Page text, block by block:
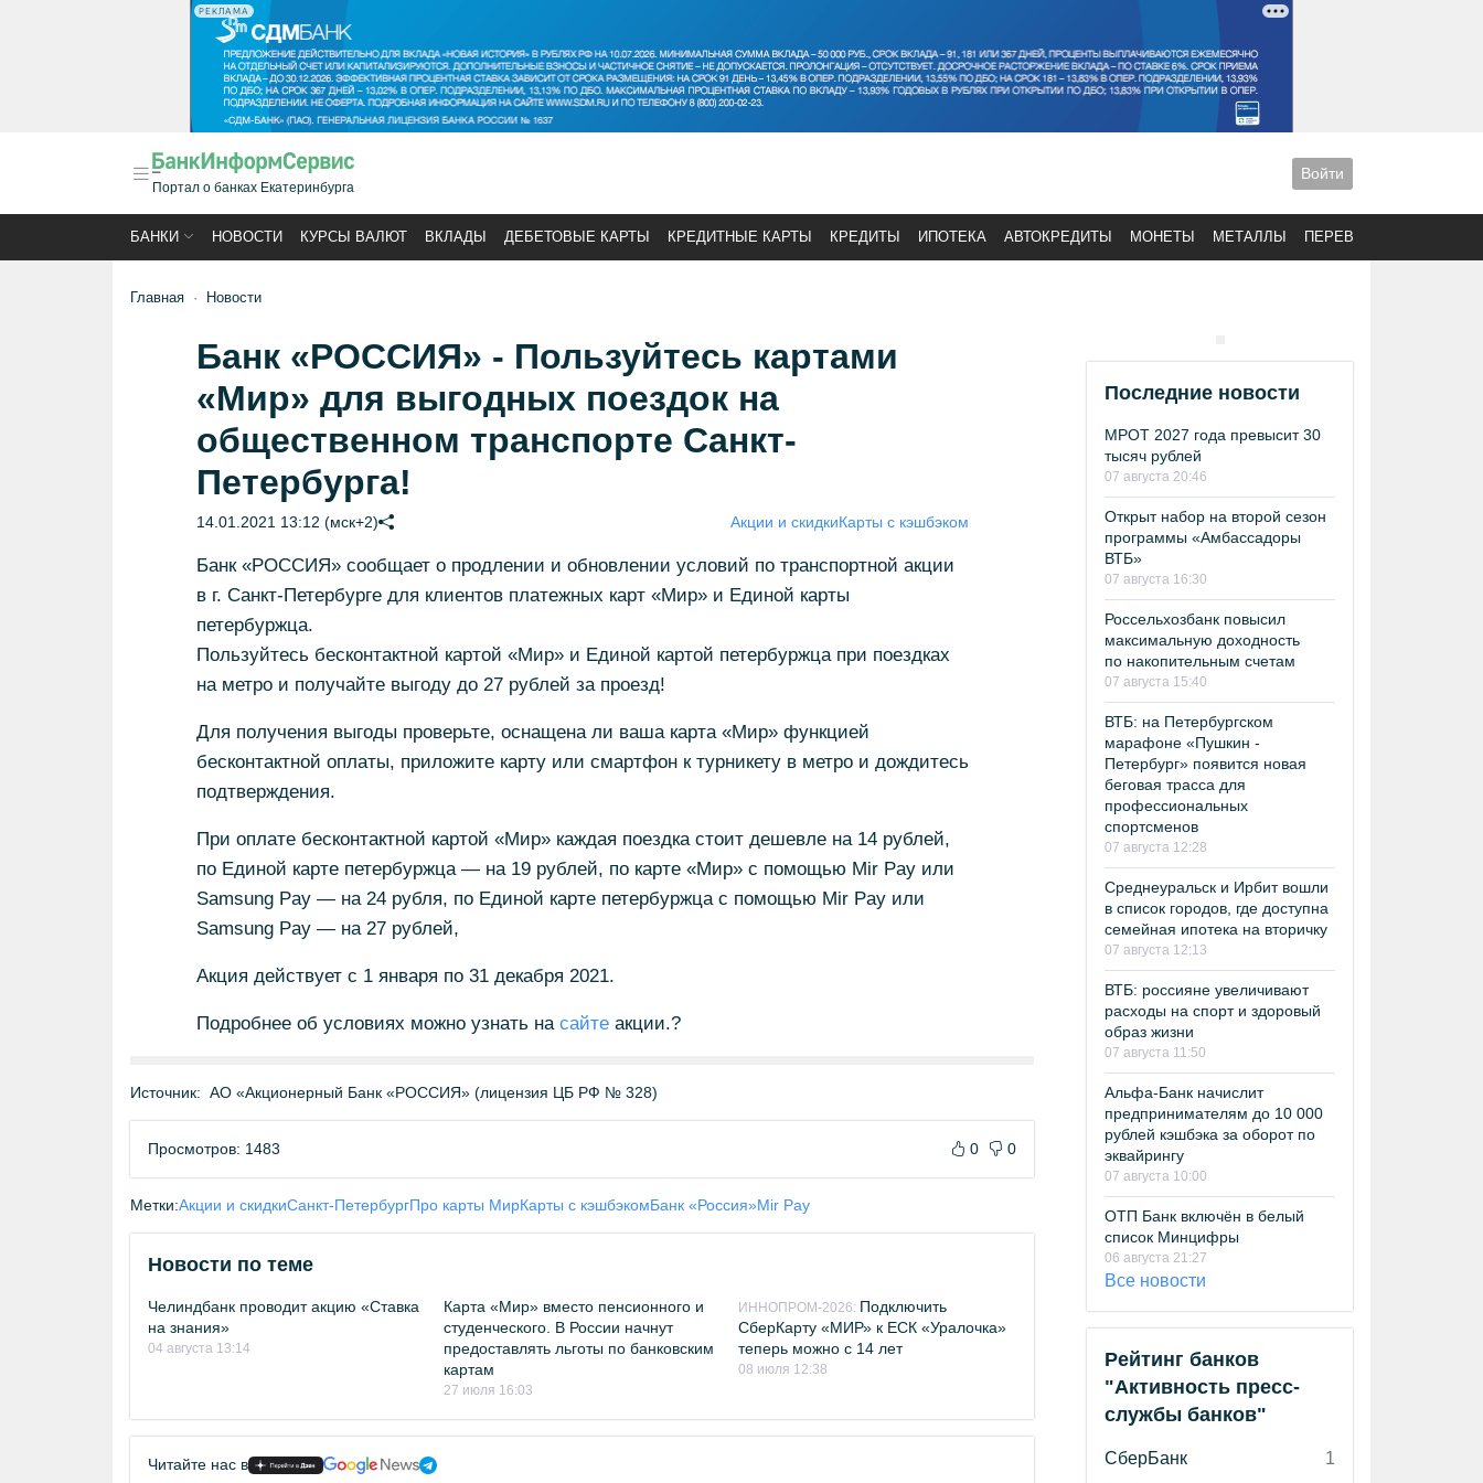
РЕКЛАМА
Портал о банках Екатеринбурга
Войти
БАНКИ НОВОСТИ КУРСЫ ВАЛЮТ ВКЛАДЫ ДЕБЕТОВЫЕ КАРТЫ КРЕДИТНЫЕ КАРТЫ КРЕДИТЫ ИПОТЕКА АВТОКРЕДИТЫ МОНЕТЫ МЕТАЛЛЫ ПЕРЕВОДЫ
Главная Новости
Банк «РОССИЯ» - Пользуйтесь картами
«Мир» для выгодных поездок на
общественном транспорте Санкт-
Петербурга!
14.01.2021 13:12 (мск+2) Акции и скидкиКарты с кэшбэком
Банк «РОССИЯ» сообщает о продлении и обновлении условий по транспортной акции
в г. Санкт-Петербурге для клиентов платежных карт «Мир» и Единой карты
петербуржца.
Пользуйтесь бесконтактной картой «Мир» и Единой картой петербуржца при поездках
на метро и получайте выгоду до 27 рублей за проезд!
Для получения выгоды проверьте, оснащена ли ваша карта «Мир» функцией
бесконтактной оплаты, приложите карту или смартфон к турникету в метро и дождитесь
подтверждения.
При оплате бесконтактной картой «Мир» каждая поездка стоит дешевле на 14 рублей,
по Единой карте петербуржца — на 19 рублей, по карте «Мир» с помощью Mir Pay или
Samsung Pay — на 24 рубля, по Единой карте петербуржца с помощью Mir Pay или
Samsung Pay — на 27 рублей,
Акция действует с 1 января по 31 декабря 2021.
Подробнее об условиях можно узнать на сайтеакции.?
Источник: АО «Акционерный Банк «РОССИЯ» (лицензия ЦБ РФ № 328)
Просмотров: 1483 0 0
Метки:Акции и скидкиСанкт-ПетербургПро карты МирКарты с кэшбэкомБанк «Россия»Mir Pay
Новости по теме
Челиндбанк проводит акцию «Ставка
на знания»
04 августа 13:14
Карта «Мир» вместо пенсионного и
студенческого. В России начнут
предоставлять льготы по банковским
картам
27 июля 16:03
ИННОПРОМ-2026: Подключить
СберКарту «МИР» к ЕСК «Уралочка»
теперь можно с 14 лет
08 июля 12:38
Читайте нас в
Последние новости
МРОТ 2027 года превысит 30
тысяч рублей
07 августа 20:46
Открыт набор на второй сезон
программы «Амбассадоры
ВТБ»
07 августа 16:30
Россельхозбанк повысил
максимальную доходность
по накопительным счетам
07 августа 15:40
ВТБ: на Петербургском
марафоне «Пушкин -
Петербург» появится новая
беговая трасса для
профессиональных
спортсменов
07 августа 12:28
Среднеуральск и Ирбит вошли
в список городов, где доступна
семейная ипотека на вторичку
07 августа 12:13
ВТБ: россияне увеличивают
расходы на спорт и здоровый
образ жизни
07 августа 11:50
Альфа-Банк начислит
предпринимателям до 10 000
рублей кэшбэка за оборот по
эквайрингу
07 августа 10:00
ОТП Банк включён в белый
список Минцифры
06 августа 21:27
Все новости
Рейтинг банков
"Активность пресс-
службы банков"
СберБанк
1